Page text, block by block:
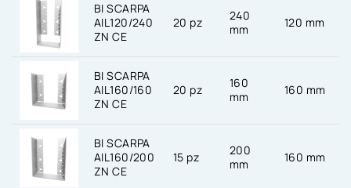
BI SCARPA
AIL120/240
ZN CE
20 pz
240
mm
120 mm
BI SCARPA
AIL160/160
ZN CE
20 pz
160
mm
160 mm
BI SCARPA
AIL160/200
ZN CE
15 pz
200
mm
160 mm